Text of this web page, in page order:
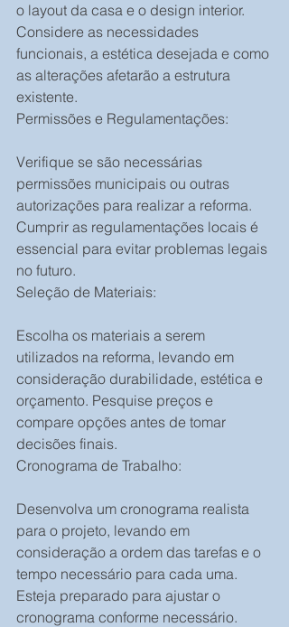
o layout da casa e o design interior.
Considere as necessidades
funcionais, a estética desejada e como
as alterações afetarão a estrutura
existente.
Permissões e Regulamentações:
Verifique se são necessárias
permissões municipais ou outras
autorizações para realizar a reforma.
Cumprir as regulamentações locais é
essencial para evitar problemas legais
no futuro.
Seleção de Materiais:
Escolha os materiais a serem
utilizados na reforma, levando em
consideração durabilidade, estética e
orçamento. Pesquise preços e
compare opções antes de tomar
decisões finais.
Cronograma de Trabalho:
Desenvolva um cronograma realista
para o projeto, levando em
consideração a ordem das tarefas e o
tempo necessário para cada uma.
Esteja preparado para ajustar o
cronograma conforme necessário.